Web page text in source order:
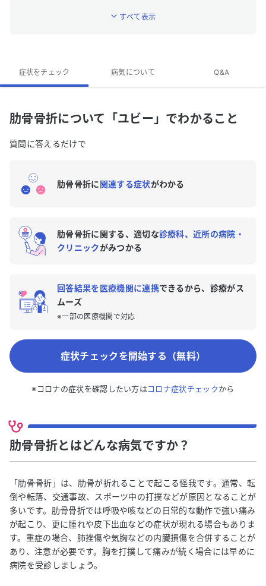
肋骨骨折のQ&A
すべて表示
症状をチェック 病気について Q&A
肋骨骨折について「ユビー」でわかること
質問に答えるだけで
肋骨骨折に関連する症状がわかる
肋骨骨折に関する、適切な診療科、近所の病院・
クリニックがみつかる
回答結果を医療機関に連携できるから、診療がス
ムーズ
※一部の医療機関で対応
症状チェックを開始する（無料）
※コロナの症状を確認したい方はコロナ症状チェックから
肋骨骨折とはどんな病気ですか？
「肋骨骨折」は、肋骨が折れることで起こる怪我です。通常、転
倒や転落、交通事故、スポーツ中の打撲などが原因となることが
多いです。肋骨骨折では呼吸や咳などの日常的な動作で強い痛み
が起こり、更に腫れや皮下出血などの症状が現れる場合もありま
す。重症の場合、肺挫傷や気胸などの内臓損傷を合併することが
あり、注意が必要です。胸を打撲して痛みが続く場合には早めに
病院を受診しましょう。